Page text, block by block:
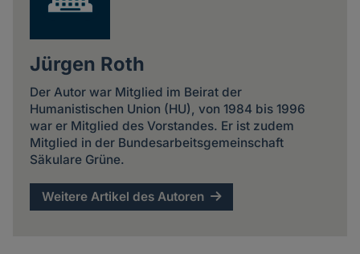
Jürgen Roth
Der Autor war Mitglied im Beirat der
Humanistischen Union (HU), von 1984 bis 1996
war er Mitglied des Vorstandes. Er ist zudem
Mitglied in der Bundesarbeitsgemeinschaft
Säkulare Grüne.
Weitere Artikel des Autoren